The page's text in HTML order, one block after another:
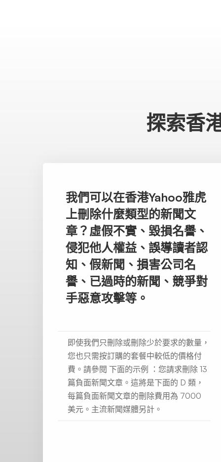
探索香
我們可以在香港Yahoo雅虎
上刪除什麼類型的新聞文
章？虛假不實、毀損名譽、
侵犯他人權益、誤導讀者認
知、假新聞、損害公司名
譽、已過時的新聞、競爭對
手惡意攻擊等。
即使我們只刪除或刪除少於要求的數量，
您也只需按訂購的套餐中較低的價格付
費。請參閱 下面的示例 ：您請求刪除 13
篇負面新聞文章。這將是下面的 D 類，
每篇負面新聞文章的刪除費用為 7000
美元。主流新聞媒體另計。